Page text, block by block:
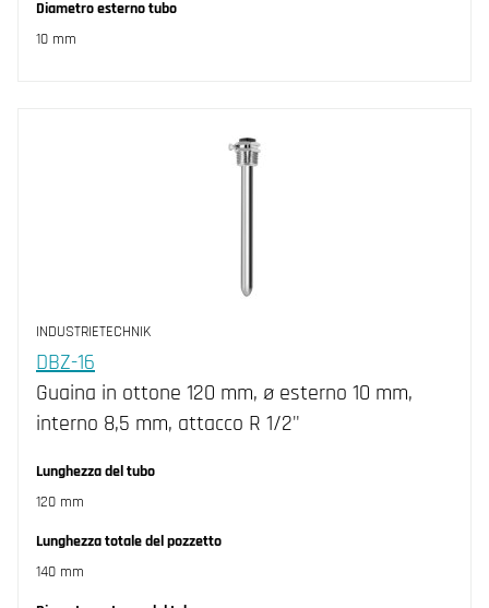
Diametro esterno tubo
10 mm
INDUSTRIETECHNIK
DBZ-16
Guaina in ottone 120 mm, ø esterno 10 mm,
interno 8,5 mm, attacco R 1/2"
Lunghezza del tubo
120 mm
Lunghezza totale del pozzetto
140 mm